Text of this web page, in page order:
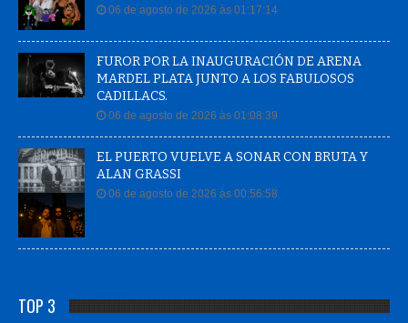
06 de agosto de 2026 às 01:17:14
FUROR POR LA INAUGURACIÓN DE ARENA
MARDEL PLATA JUNTO A LOS FABULOSOS
CADILLACS.
06 de agosto de 2026 às 01:08:39
EL PUERTO VUELVE A SONAR CON BRUTA Y
ALAN GRASSI
06 de agosto de 2026 às 00:56:58
TOP 3